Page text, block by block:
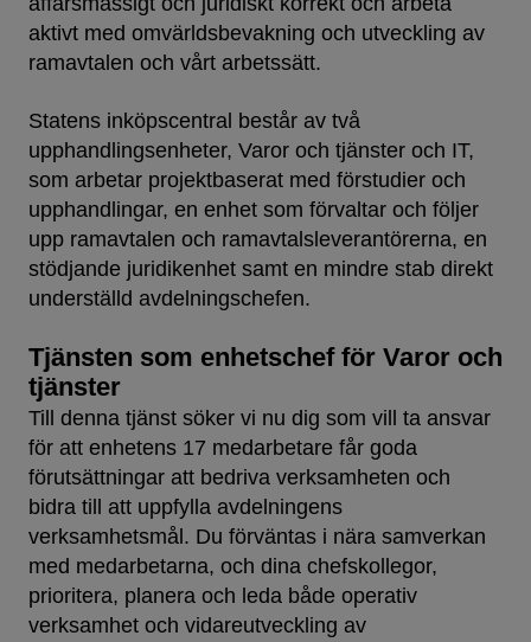
aktivt med omvärldsbevakning och utveckling av
ramavtalen och vårt arbetssätt.
Statens inköpscentral består av två
upphandlingsenheter, Varor och tjänster och IT,
som arbetar projektbaserat med förstudier och
upphandlingar, en enhet som förvaltar och följer
upp ramavtalen och ramavtalsleverantörerna, en
stödjande juridikenhet samt en mindre stab direkt
underställd avdelningschefen.
Tjänsten som enhetschef för Varor och
tjänster
Till denna tjänst söker vi nu dig som vill ta ansvar
för att enhetens 17 medarbetare får goda
förutsättningar att bedriva verksamheten och
bidra till att uppfylla avdelningens
verksamhetsmål. Du förväntas i nära samverkan
med medarbetarna, och dina chefskollegor,
prioritera, planera och leda både operativ
verksamhet och vidareutveckling av